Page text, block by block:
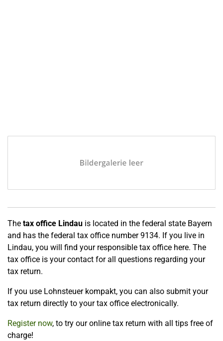
The tax office Lindau is located in the federal state Bayern
and has the federal tax office number 9134. If you live in
Lindau, you will find your responsible tax office here. The
tax office is your contact for all questions regarding your
tax return.
If you use Lohnsteuer kompakt, you can also submit your
tax return directly to your tax office electronically.
Register now, to try our online tax return with all tips free of
charge!